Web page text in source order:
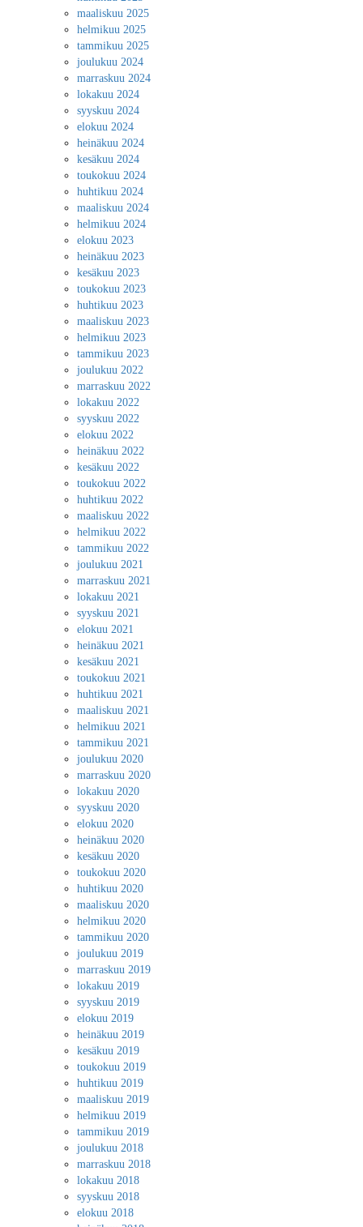
maaliskuu 2025
helmikuu 2025
tammikuu 2025
joulukuu 2024
marraskuu 2024
lokakuu 2024
syyskuu 2024
elokuu 2024
heinäkuu 2024
kesäkuu 2024
toukokuu 2024
huhtikuu 2024
maaliskuu 2024
helmikuu 2024
elokuu 2023
heinäkuu 2023
kesäkuu 2023
toukokuu 2023
huhtikuu 2023
maaliskuu 2023
helmikuu 2023
tammikuu 2023
joulukuu 2022
marraskuu 2022
lokakuu 2022
syyskuu 2022
elokuu 2022
heinäkuu 2022
kesäkuu 2022
toukokuu 2022
huhtikuu 2022
maaliskuu 2022
helmikuu 2022
tammikuu 2022
joulukuu 2021
marraskuu 2021
lokakuu 2021
syyskuu 2021
elokuu 2021
heinäkuu 2021
kesäkuu 2021
toukokuu 2021
huhtikuu 2021
maaliskuu 2021
helmikuu 2021
tammikuu 2021
joulukuu 2020
marraskuu 2020
lokakuu 2020
syyskuu 2020
elokuu 2020
heinäkuu 2020
kesäkuu 2020
toukokuu 2020
huhtikuu 2020
maaliskuu 2020
helmikuu 2020
tammikuu 2020
joulukuu 2019
marraskuu 2019
lokakuu 2019
syyskuu 2019
elokuu 2019
heinäkuu 2019
kesäkuu 2019
toukokuu 2019
huhtikuu 2019
maaliskuu 2019
helmikuu 2019
tammikuu 2019
joulukuu 2018
marraskuu 2018
lokakuu 2018
syyskuu 2018
elokuu 2018